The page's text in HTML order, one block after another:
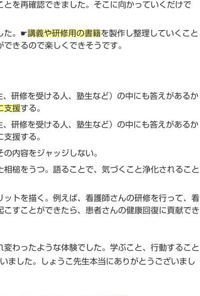
を再確認できました。そこに向かっていくだけで
た。☛講義や研修用の書籍を製作し整理していくこと
きるので楽しくできそうです。
研修を受ける人、塾生など）の中にも答えがあるか
支援する。
研修を受ける人、塾生など）の中にも答えがあるか
援する。
内容をジャッジしない。
槌をうつ。語ることで、気づくこと浄化されること
トを描く。例えば、看護師さんの研修を行って、看
すことができたら、患者さんの健康回復に貢献でき
わったような体験でした。学ぶこと、行動すること
ました。しょうこ先生本当にありがとうございまし